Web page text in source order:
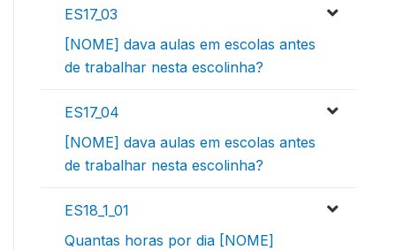
ES17_03
[NOME] dava aulas em escolas antes
de trabalhar nesta escolinha?
ES17_04
[NOME] dava aulas em escolas antes
de trabalhar nesta escolinha?
ES18_1_01
Quantas horas por dia [NOME]